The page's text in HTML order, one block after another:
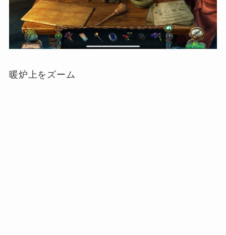
暖炉上をズーム